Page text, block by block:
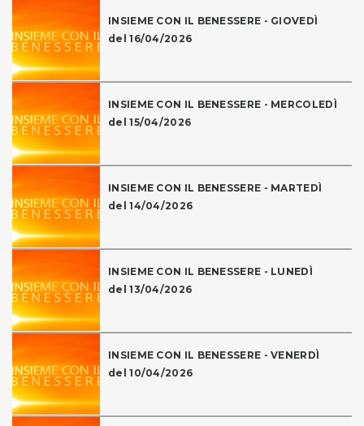
INSIEME CON IL BENESSERE - GIOVEDÌ
del 16/04/2026
INSIEME CON IL BENESSERE - MERCOLEDÌ
del 15/04/2026
INSIEME CON IL BENESSERE - MARTEDÌ
del 14/04/2026
INSIEME CON IL BENESSERE - LUNEDÌ
del 13/04/2026
INSIEME CON IL BENESSERE - VENERDÌ
del 10/04/2026